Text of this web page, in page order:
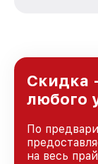
доверия и
Скидка
любого
По
на весь